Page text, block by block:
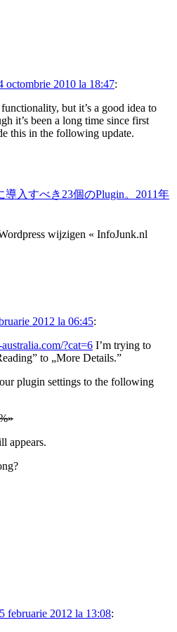
octombrie 2010 la 18:47:
but it’s a good idea to
it’s been a long time since first
this in the following update.
導入すべき23個のPlugin。2011年
wijzigen « InfoJunk.nl
2012 la 06:45:
?cat=6 I’m trying to
to „More Details.”
plugin settings to the following
appears.
5 februarie 2012 la 13:08: